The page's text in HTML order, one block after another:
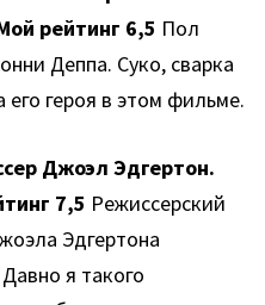
рейтинг 6,5 Пол
Деппа. Суко, сварка
его героя в этом фильме.
Джоэл Эдгертон.
7,5 Режиссерский
Эдгертона
я такого